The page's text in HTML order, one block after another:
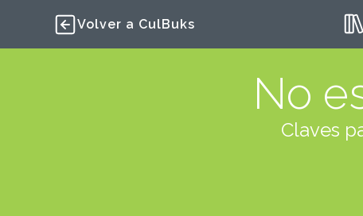
Volver a CulBuks
No
Claves